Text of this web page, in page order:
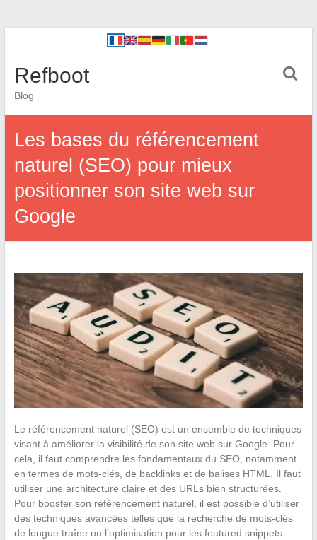
Refboot
Blog
Les bases du référencement
naturel (SEO) pour mieux
positionner son site web sur
Google
Le référencement naturel (SEO) est un ensemble de techniques
visant à améliorer la visibilité de son site web sur Google. Pour
cela, il faut comprendre les fondamentaux du SEO, notamment
en termes de mots-clés, de backlinks et de balises HTML. Il faut
utiliser une architecture claire et des URLs bien structurées.
Pour booster son référencement naturel, il est possible d’utiliser
des techniques avancées telles que la recherche de mots-clés
de longue traîne ou l’optimisation pour les featured snippets.